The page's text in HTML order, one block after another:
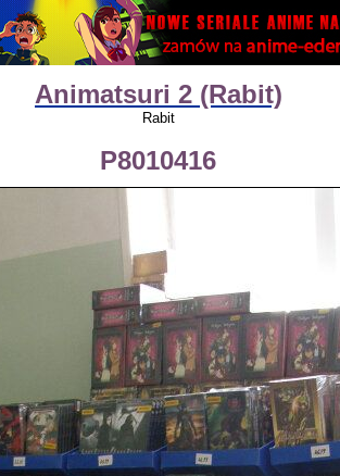
Animatsuri 2 (Rabit)
Rabit
P8010416